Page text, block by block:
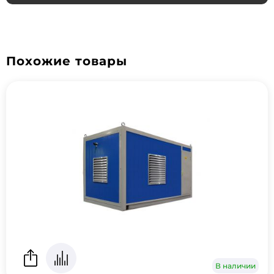
Похожие товары
В наличии